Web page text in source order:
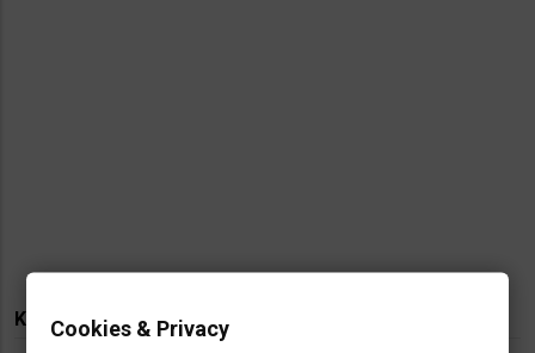
KAPCSOLÓDÓ TARTALMAK
Cookies & Privacy